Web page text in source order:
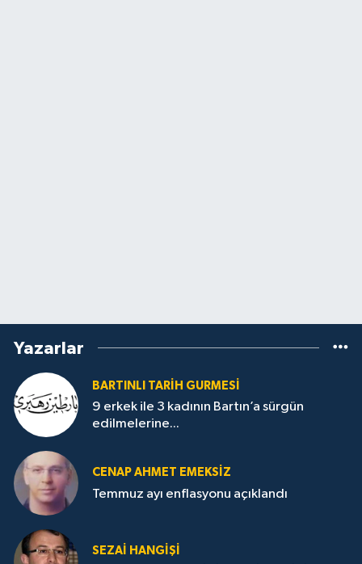
Yazarlar
BARTINLI TARIH GURMESI
9 erkek ile 3 kadının Bartın’a sürgün
edilmelerine...
CENAP AHMET EMEKSİZ
Temmuz ayı enflasyonu açıklandı
SEZAI HANGİŞİ